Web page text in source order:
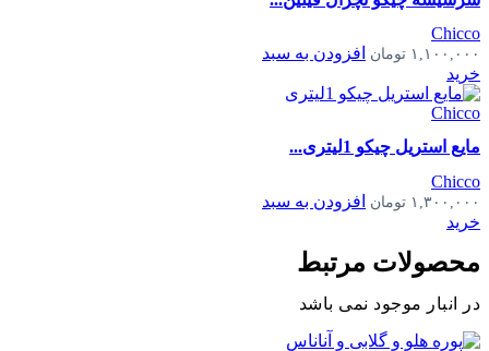
Chicco
۱,۱۰۰,۰۰۰ تومان
افزودن به سبد
خرید
مایع استریل چیکو 1لیتری...
Chicco
۱,۳۰۰,۰۰۰ تومان
افزودن به سبد
خرید
محصولات مرتبط
در انبار موجود نمی باشد